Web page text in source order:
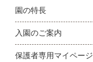
園の特長
入園のご案内
保護者専用マイページ